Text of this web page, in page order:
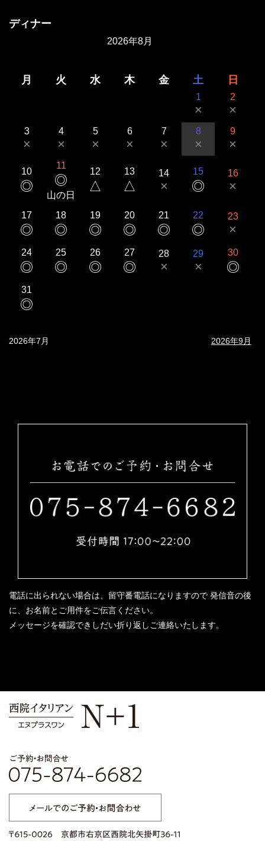
ディナー
2026年8月
月 火 水 木 金 土 日
1
×
2
×
3
×
4
×
5
×
6
×
7
×
8
×
9
×
10
◎
11
◎
山の日
12
△
13
△
14
×
15
◎
16
×
17
◎
18
◎
19
◎
20
◎
21
◎
22
◎
23
×
24
◎
25
◎
26
◎
27
◎
28
×
29
×
30
◎
31
◎
2026年7月 2026年9月
電話に出られない場合は、留守番電話になりますので 発信音の後
に、お名前とご用件をご伝言ください。
メッセージを確認できしだい折り返しご連絡いたします。